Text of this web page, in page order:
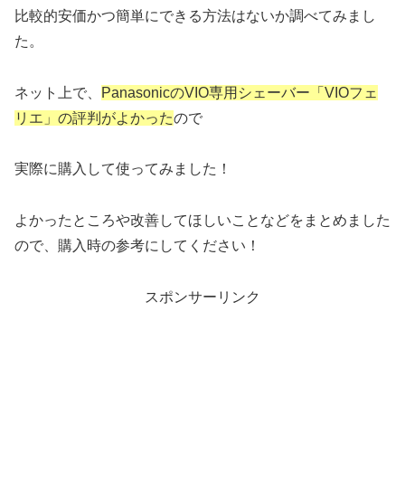
比較的安価かつ簡単にできる方法はないか調べてみまし
た。
ネット上で、
PanasonicのVIO専用シェーバー「VIOフェ
リエ」の評判がよかったので
実際に購入して使ってみました！
よかったところや改善してほしいことなどをまとめました
ので、購入時の参考にしてください！
スポンサーリンク